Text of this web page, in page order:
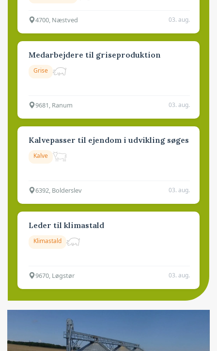
4700, Næstved 03. aug.
Medarbejdere til griseproduktion
Grise
9681, Ranum 03. aug.
Kalvepasser til ejendom i udvikling søges
Kalve
6392, Bolderslev 03. aug.
Leder til klimastald
Klimastald
9670, Løgstør 03. aug.